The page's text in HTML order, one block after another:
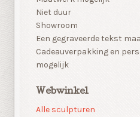
Niet duur
Showroom
Een gegraveerde tekst
Cadeauverpakking en
mogelijk
Webwinkel
Alle sculpturen